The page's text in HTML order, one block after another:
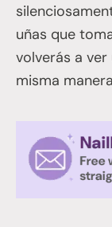
uñas que
volverás a
misma